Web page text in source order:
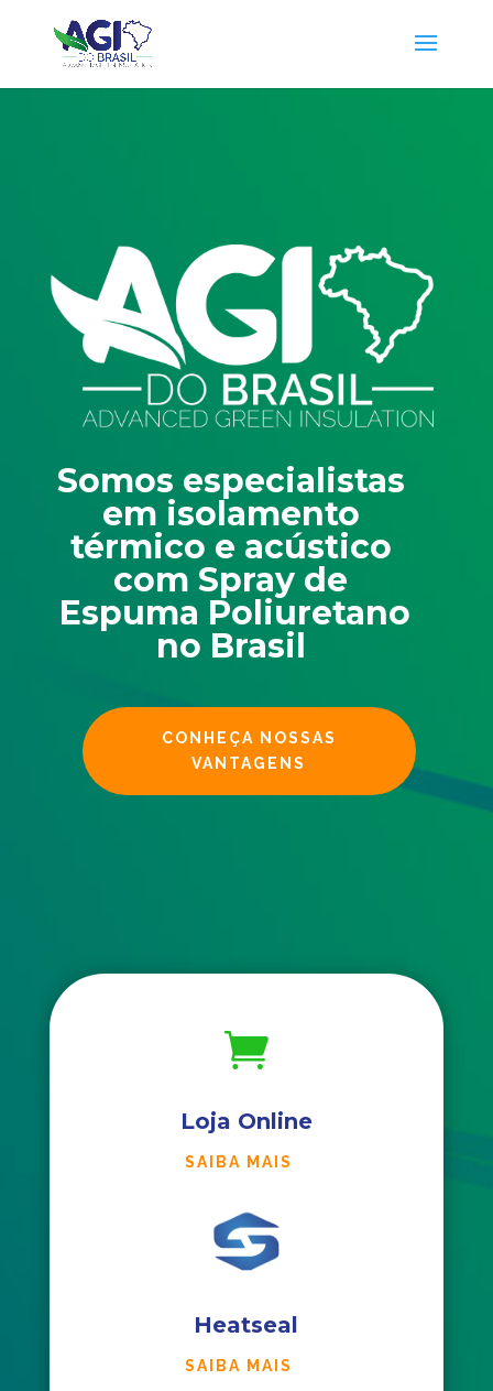
Somos especialistas
em isolamento
térmico e acústico
comSpray de
Espuma Poliuretano
no Brasil
CONHEÇA NOSSAS
VANTAGENS

Loja Online
SAIBA MAIS
Heatseal
SAIBA MAIS